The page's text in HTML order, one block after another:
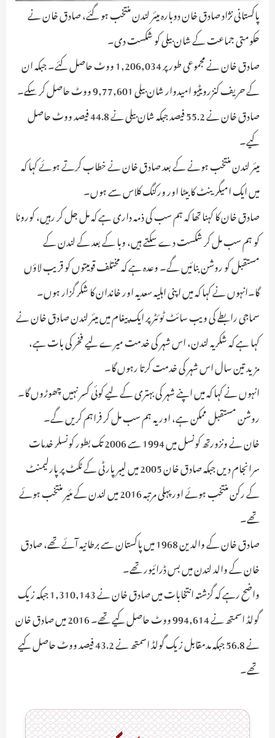
پاکستانی نژاد صادق خان دوبارہ میئر لندن منتخب ہو گئے، صادق خان نے
حکومتی جماعت کے شان بیلی کو شکست دی۔
صادق خان نے مجموعی طور پر 1,206,034 ووٹ حاصل کئے۔ جبکہ ان
کے حریف کنزرویٹیو امیدوار شان بیلی 9,77,601 ووٹ حاصل کر سکے۔
صادق خان نے 55.2 فیصد جبکہ شان بیلی نے 44.8 فیصد ووٹ حاصل
کیے۔
میئر لندن منتخب ہونے کے بعد صادق خان نے خطاب کرتے ہوئے کہا کہ
میں ایک امیگرینٹ کا بیٹا اور ورکنگ کلاس سے ہوں۔
صادق خان کا کہنا تھا کہ ہم سب کی ذمہ داری ہے کہ مل جل کر رہیں، کورونا
کو ہم سب مل کر شکست دے سکتے ہیں، وبا کے بعد کے لندن کے
مستقبل کو روشن بنائیں گے۔ وعدہ ہے کہ مختلف قومیتوں کو قریب لاؤں
گا۔انہوں نے کہا کہ میں اپنی اہلیہ سعدیہ اور خاندان کا شکر گزار ہوں۔
سماجی رابطے کی ویب سائٹ ٹوئٹر پر ایک پیغام میں میئر لندن صادق خان نے
کہا ہے کہ شکریہ لندن، اس شہر کی خدمت میرے لیے فخر کی بات ہے،
مزید تین سال اس شہر کی خدمت کرتا رہوں گا۔
انہوں نے کہا کہ میں اپنے شہر کی بہتری کے لیے کوئی کسر نہیں چھوڑوں گا۔
روشن مستقبل ممکن ہے، اور یہ ہم سب مل کر فراہم کریں گے۔
خان نے ونزورتھ کونسل میں 1994 سے 2006 تک بطور کونسلر خدمات
سرانجام دیں جبکہ صادق خان 2005 میں لیبر پارٹی کے ٹکٹ پر پارلیمنٹ
کے رکن منتخب ہوئے اور پہلی مرتبہ 2016 میں لندن کے مئیر منتخب ہوئے
تھے۔
صادق خان کے والدین 1968 میں پاکستان سے برطانیہ آئے تھے، صادق
خان کے والد لندن میں بس ڈرائیور تھے۔
واضح رہے کہ گزشتہ انتخابات میں صادق خان نے 1,310,143 جبکہ زیک
گولڈ اسمتھ نے 994,614 ووٹ حاصل کیے تھے۔ 2016 میں صادق خان
نے 56.8 جبکہ مدمقابل زیک گولڈ اسمتھ نے 43.2 فیصد ووٹ حاصل کیے
تھے۔